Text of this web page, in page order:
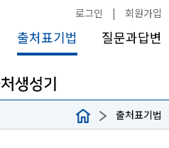
로그인 | 회원가입
출처표기법 질문과답변
출처표기법